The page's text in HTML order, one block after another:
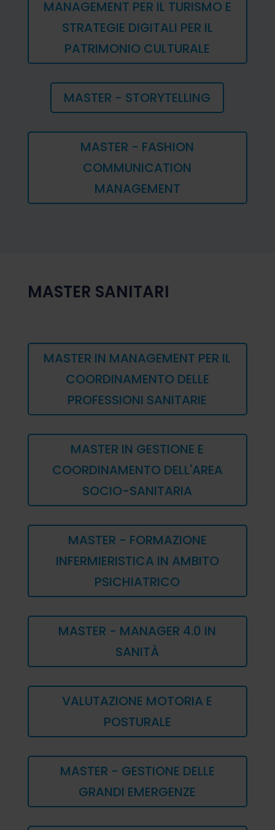
MANAGEMENT PER IL TURISMO E
STRATEGIE DIGITALI PER IL
PATRIMONIO CULTURALE
MASTER - STORYTELLING
MASTER - FASHION
COMMUNICATION
MANAGEMENT
MASTER SANITARI
MASTER IN MANAGEMENT PER IL
COORDINAMENTO DELLE
PROFESSIONI SANITARIE
MASTER IN GESTIONE E
COORDINAMENTO DELL'AREA
SOCIO-SANITARIA
MASTER - FORMAZIONE
INFERMIERISTICA IN AMBITO
PSICHIATRICO
MASTER - MANAGER 4.0 IN
SANITÀ
VALUTAZIONE MOTORIA E
POSTURALE
MASTER - GESTIONE DELLE
GRANDI EMERGENZE